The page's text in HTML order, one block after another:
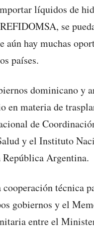
líquidos de
se
aún hay muchas
países.
dominicano y
en materia de
de
y el Instituto
Argentina.
técnica
gobiernos y el
entre el